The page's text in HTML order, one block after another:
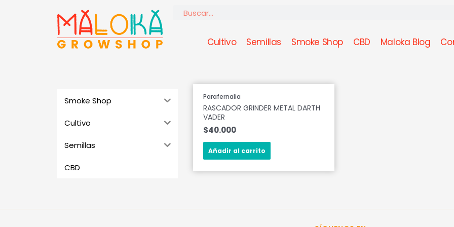
Buscar
Cultivo Semillas Smoke Shop CBD Maloka Blog
Smoke Shop
Cultivo
Semillas
CBD
Parafernalia
RASCADOR GRINDER METAL DARTH
VADER
$40.000
Añadir al carrito